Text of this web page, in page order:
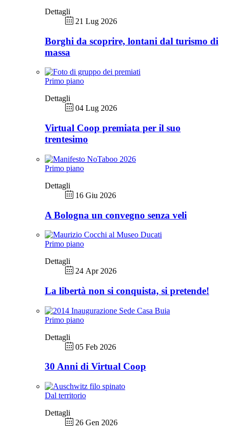
Dettagli
21 Lug 2026
Borghi da scoprire, lontani dal turismo di
massa
Primo piano
Dettagli
04 Lug 2026
Virtual Coop premiata per il suo
trentesimo
Primo piano
Dettagli
16 Giu 2026
A Bologna un convegno senza veli
Primo piano
Dettagli
24 Apr 2026
La libertà non si conquista, si pretende!
Primo piano
Dettagli
05 Feb 2026
30 Anni di Virtual Coop
Dal territorio
Dettagli
26 Gen 2026